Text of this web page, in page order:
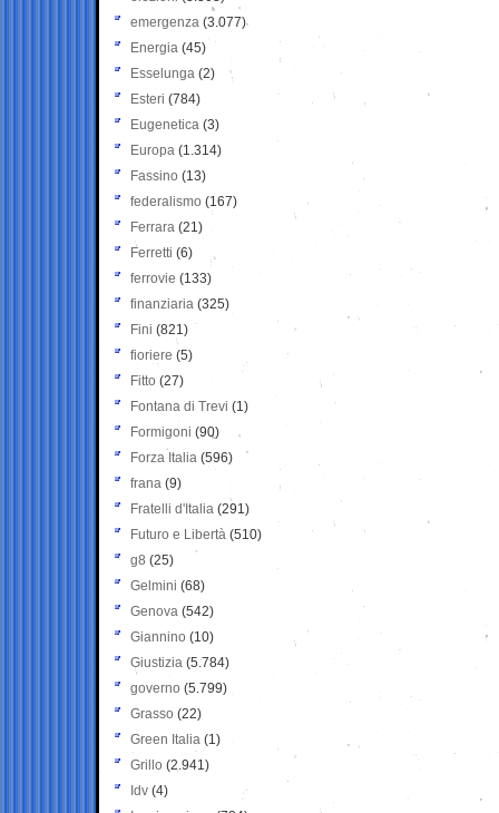
emergenza (3.077)
Energia (45)
Esselunga (2)
Esteri (784)
Eugenetica (3)
Europa (1.314)
Fassino (13)
federalismo (167)
Ferrara (21)
Ferretti (6)
ferrovie (133)
finanziaria (325)
Fini (821)
fioriere (5)
Fitto (27)
Fontana di Trevi (1)
Formigoni (90)
Forza Italia (596)
frana (9)
Fratelli d'Italia (291)
Futuro e Libertà (510)
g8 (25)
Gelmini (68)
Genova (542)
Giannino (10)
Giustizia (5.784)
governo (5.799)
Grasso (22)
Green Italia (1)
Grillo (2.941)
Idv (4)